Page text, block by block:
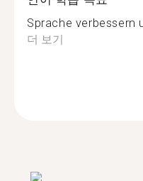
Sprache verbessern
더 보기